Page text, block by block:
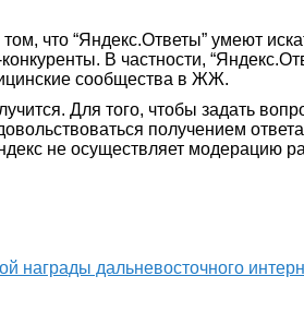
что “Яндекс.Ответы” умеют
В частности,
сообщества в ЖЖ.
Для того, чтобы задать
получением
не осуществляет модерацию
награды дальневосточного